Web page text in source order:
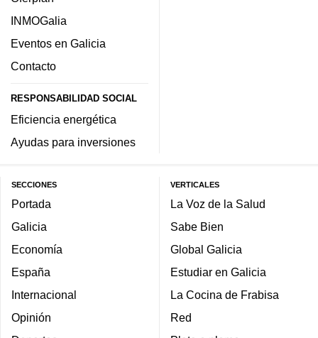
INMOGalia
Eventos en Galicia
Contacto
RESPONSABILIDAD SOCIAL
Eficiencia energética
Ayudas para inversiones
SECCIONES
Portada
Galicia
Economía
España
Internacional
Opinión
VERTICALES
La Voz de la Salud
Sabe Bien
Global Galicia
Estudiar en Galicia
La Cocina de Frabisa
Red